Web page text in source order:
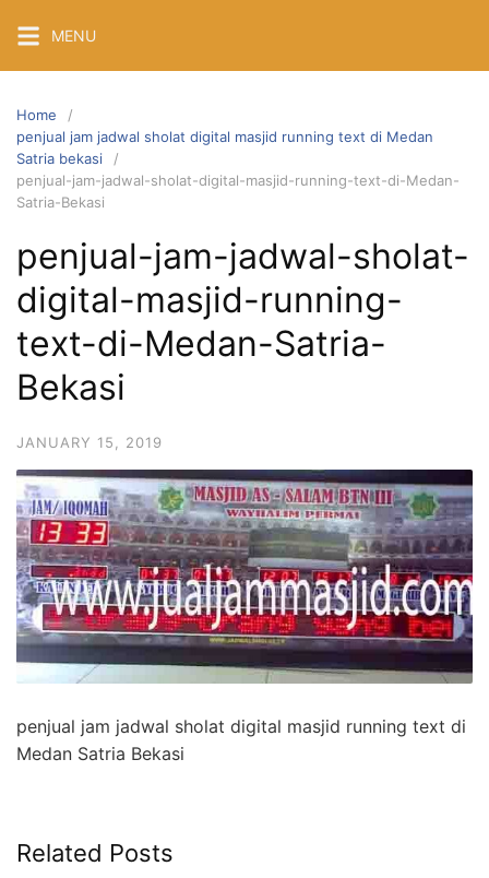
content
MENU
Home
penjual jam jadwal sholat digital masjid running text di Medan
Satria bekasi
penjual-jam-jadwal-sholat-digital-masjid-running-text-di-Medan-
Satria-Bekasi
penjual-jam-jadwal-sholat-
digital-masjid-running-
text-di-Medan-Satria-
Bekasi
JANUARY 15, 2019
penjual jam jadwal sholat digital masjid running text di
Medan Satria Bekasi
Related Posts